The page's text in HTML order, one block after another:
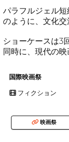
パラフルジェル
のように、文化
ショーケースは3
同時に、現代の
国際映画祭
フィクション
映画祭